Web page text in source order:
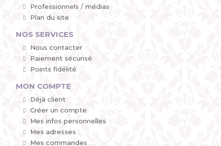
Professionnels / médias
Plan du site
NOS SERVICES
Nous contacter
Paiement sécurisé
Points fidélité
MON COMPTE
Déjà client
Créer un compte
Mes infos personnelles
Mes adresses
Mes commandes